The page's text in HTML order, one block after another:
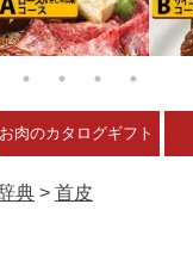
お肉のカタログギフト
典 > 首皮